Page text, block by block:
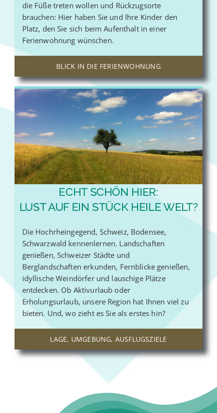
die Füße treten wollen und Rückzugsorte
brauchen: Hier haben Sie und Ihre Kinder den
Platz, den Sie sich beim Aufenthalt in einer
Ferienwohnung wünschen.
BLICK IN DIE FERIENWOHNUNG
ECHT SCHÖN HIER:
LUST AUF EIN STÜCK HEILE WELT?
Die Hochrheingegend, Schweiz, Bodensee,
Schwarzwald kennenlernen. Landschaften
genießen, Schweizer Städte und
Berglandschaften erkunden, Fernblicke genießen,
idyllische Weindörfer und lauschige Plätze
entdecken. Ob Aktivurlaub oder
Erholungsurlaub, unsere Region hat Ihnen viel zu
bieten. Und, wo zieht es Sie als erstes hin?
LAGE, UMGEBUNG, AUSFLUGSZIELE